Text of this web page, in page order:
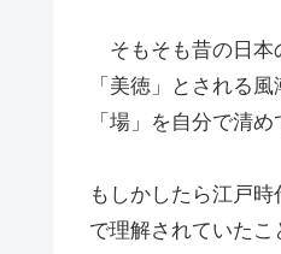
そもそも昔の日本
「美徳」とされる
「場」を自分で清
もしかしたら江戸
で理解されていた